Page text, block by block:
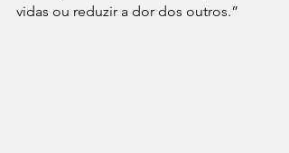
vidas ou reduzir a dor dos outros.”